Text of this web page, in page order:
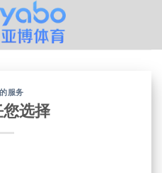
服务
选择